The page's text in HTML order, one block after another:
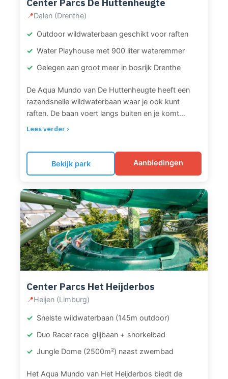
Center Parcs De Huttenheugte
📍Dalen (Drenthe)
Outdoor wildwaterbaan geschikt voor raften
Water Playhouse met 900 liter wateremmer
Gelegen aan groot meer in bosrijk Drenthe
De Aqua Mundo van De Huttenheugte heeft een
razendsnelle wildwaterbaan waar je ook kunt
raften. De baan voert langs buiten en je komt
binnen door een waterval. Het zwembad beschikt
die 900 liter water uitstort, waterpistolen en
interactieve speelelementen. Verder is er een
met korte stroomversnelling, kinder-doe-bad met
speelboot, buitenbad, whirlpools, sauna en wild
water rafting activiteiten.
Lees verder ›
Bekijk park Aanbiedingen
Center Parcs Het Heijderbos
📍Heijen (Limburg)
Snelste wildwaterbaan (145m outdoor)
Duo Racer race-glijbaan + snorkelbad
Jungle Dome (2500m²) naast zwembad
Het Aqua Mundo van Het Heijderbos biedt de